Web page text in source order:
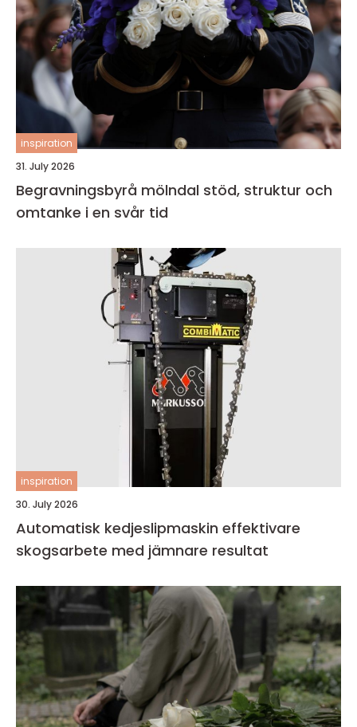
inspiration
31. July 2026
Begravningsbyrå mölndal stöd, struktur och
omtanke i en svår tid
inspiration
30. July 2026
Automatisk kedjeslipmaskin effektivare
skogsarbete med jämnare resultat